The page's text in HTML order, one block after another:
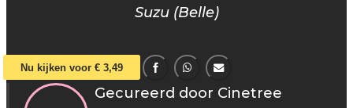
Suzu (Belle)
Nu kijken voor € 3,49
Gecureerd door Cinetree